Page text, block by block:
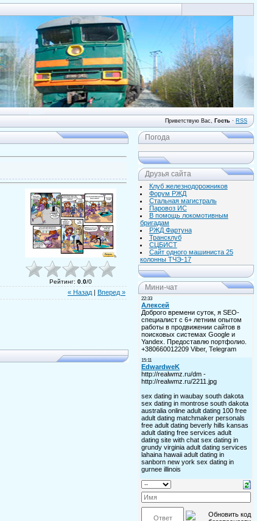
Приветствую Вас, Гость · RSS
Рейтинг: 0.0/0
« Назад Вперед »
Погода
Друзья сайта
Клуб железнодорожников
Форум РЖД
Стальная магистраль
Паровоз ИС
В помощь локомотивным
бригадам
РЖД Фартуна
Трансклуб
СЦБИСТ
Сайт одного машиниста 25
колонны ТЧЭ-17
Мини-чат